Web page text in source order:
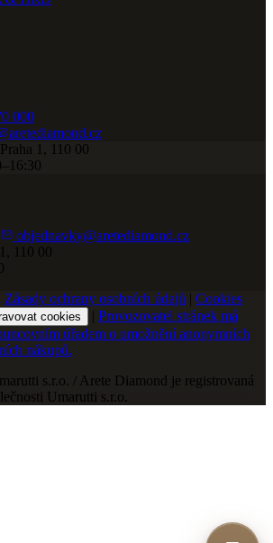
000
1, 110 00
objednavky@aretediamond.cz
110 00
Zásady ochrany osobních údajů | Cookies
cookies | Provozovatel stránek má
úřadem o umožnění anonymních
nákupů.
s.r.o. / Arete Diamond je registrovaná
Umarutti s.r.o.